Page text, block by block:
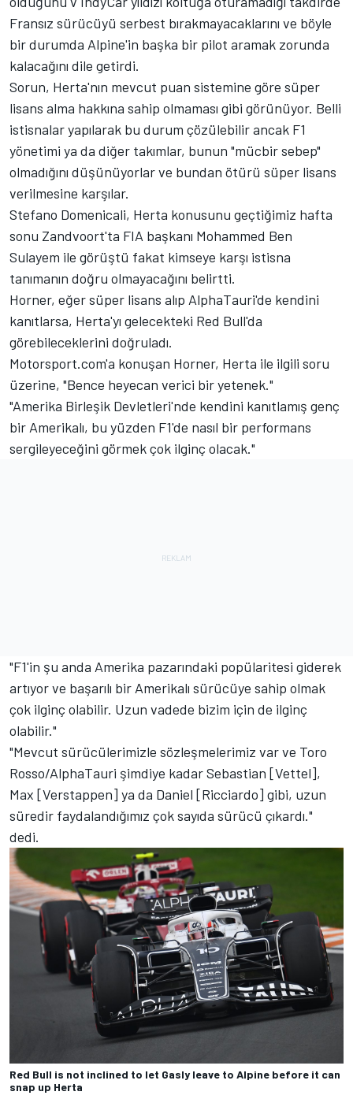
Fransız sürücüyü serbest bırakmayacaklarını ve böyle
bir durumda Alpine'in başka bir pilot aramak zorunda
kalacağını dile getirdi.
Sorun, Herta'nın mevcut puan sistemine göre süper
lisans alma hakkına sahip olmaması gibi görünüyor. Belli
istisnalar yapılarak bu durum çözülebilir ancak F1
yönetimi ya da diğer takımlar, bunun "mücbir sebep"
olmadığını düşünüyorlar ve bundan ötürü süper lisans
verilmesine karşılar.
Stefano Domenicali, Herta konusunu geçtiğimiz hafta
sonu Zandvoort'ta FIA başkanı Mohammed Ben
Sulayem ile görüştü fakat kimseye karşı istisna
tanımanın doğru olmayacağını belirtti.
Horner, eğer süper lisans alıp AlphaTauri'de kendini
kanıtlarsa, Herta'yı gelecekteki Red Bull'da
görebileceklerini doğruladı.
Motorsport.com'a konuşan Horner, Herta ile ilgili soru
üzerine, "Bence heyecan verici bir yetenek."
"Amerika Birleşik Devletleri'nde kendini kanıtlamış genç
bir Amerikalı, bu yüzden F1'de nasıl bir performans
sergileyeceğini görmek çok ilginç olacak."
"F1'in şu anda Amerika pazarındaki popülaritesi giderek
artıyor ve başarılı bir Amerikalı sürücüye sahip olmak
çok ilginç olabilir. Uzun vadede bizim için de ilginç
olabilir."
"Mevcut sürücülerimizle sözleşmelerimiz var ve Toro
Rosso/AlphaTauri şimdiye kadar Sebastian [Vettel],
Max [Verstappen] ya da Daniel [Ricciardo] gibi, uzun
süredir faydalandığımız çok sayıda sürücü çıkardı."
dedi.
Red Bull is not inclined to let Gasly leave to Alpine before it can
snap up Herta